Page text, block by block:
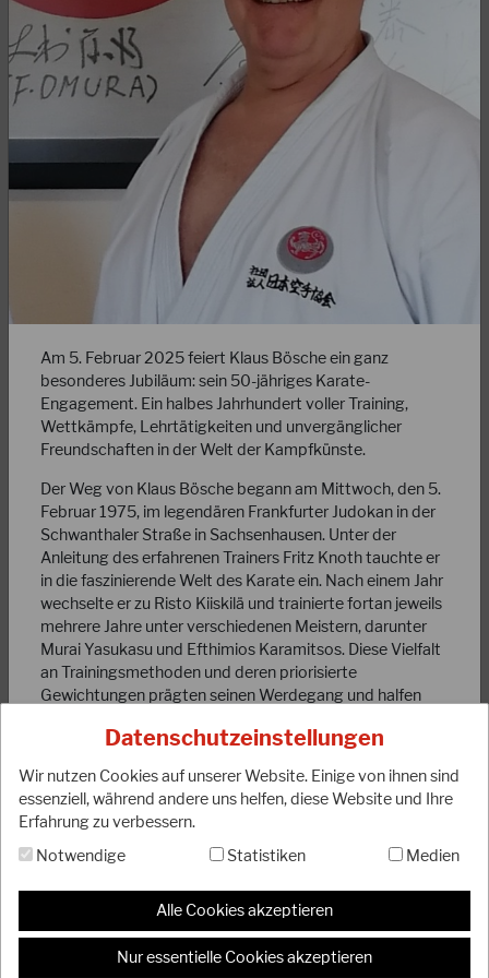
Datenschutzeinstellungen
Wir nutzen Cookies auf unserer Website. Einige von ihnen sind
essenziell, während andere uns helfen, diese Website und Ihre
Erfahrung zu verbessern.
Notwendige
Statistiken Medien
Alle Cookies akzeptieren
Nur essentielle Cookies akzeptieren
Markus Rues ist neuer DJKB-Präsident!
Am vergangenen Mittwoch, den 02.08.2023 hat das
bestehende DJKB-Präsidium gemäß der DJKB-Satzung
Markus Rues kommissarisch bis zur nächsten…
03.08.2023
DJKB-Bundesjugendlehrgang 2023 in Wetzlar
Die Sport- und Bildungsstätte der Sportjugend Hessen in
Wetzlar war wieder Austragungsort des jährlichen Highlights
der DJKB-Jugend. Vom 23. - 28.…
WEITERLESEN
Am 5. Februar 2025 feiert Klaus Bösche ein ganz
besonderes Jubiläum: sein 50-jähriges Karate-
Engagement. Ein halbes Jahrhundert voller Training,
Wettkämpfe, Lehrtätigkeiten und unvergänglicher
Freundschaften in der Welt der Kampfkünste.
Der Weg von Klaus Bösche begann am Mittwoch, den 5.
Februar 1975, im legendären Frankfurter Judokan in der
Schwanthaler Straße in Sachsenhausen. Unter der
Anleitung des erfahrenen Trainers Fritz Knoth tauchte er
in die faszinierende Welt des Karate ein. Nach einem Jahr
wechselte er zu Risto Kiiskilä und trainierte fortan jeweils
mehrere Jahre unter verschiedenen Meistern, darunter
Murai Yasukasu und Efthimios Karamitsos. Diese Vielfalt
an Trainingsmethoden und deren priorisierte
Gewichtungen prägten seinen Werdegang und halfen
Klaus die Leitung des Karate-Trainings im Budo-Club
Dietzenbach. Seither hat er zahlreiche Karateka
ausgebildet und inspiriert. Sein Engagement führte ihn
weiter zum Karate-Club Dreieich (1984), dann zum
zum TANREN-DOJO-DIETZENBACH, wo er nun als
YONDAN-Grad (4. Dan) tätig ist und seine Schüler in der
Kunst des Karate unterweist.